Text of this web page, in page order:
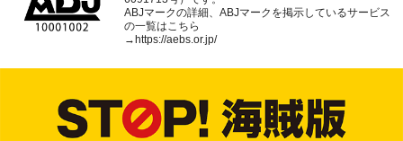
ABJマークの詳細、ABJマークを掲示しているサービス
の一覧はこちら
→ https://aebs.or.jp/